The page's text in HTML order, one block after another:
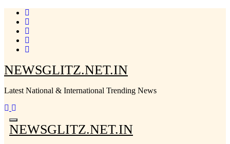
Skip
content
NEWSGLITZ.NET.IN
Latest National & International Trending News
NEWSGLITZ.NET.IN